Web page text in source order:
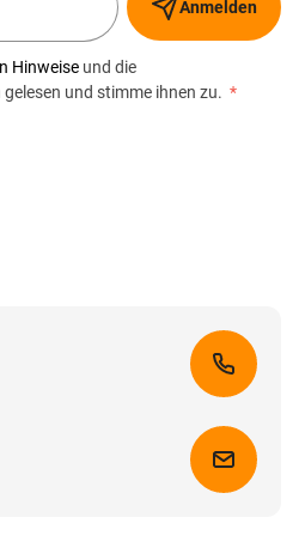
Anmelden
Hinweise und die
gelesen und stimme ihnen zu. *
erhalten